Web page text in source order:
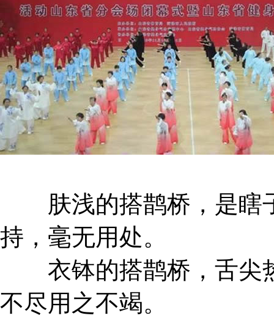
肤浅的搭鹊桥，是瞎
持，毫无用处。
衣钵的搭鹊桥，舌尖
不尽用之不竭。